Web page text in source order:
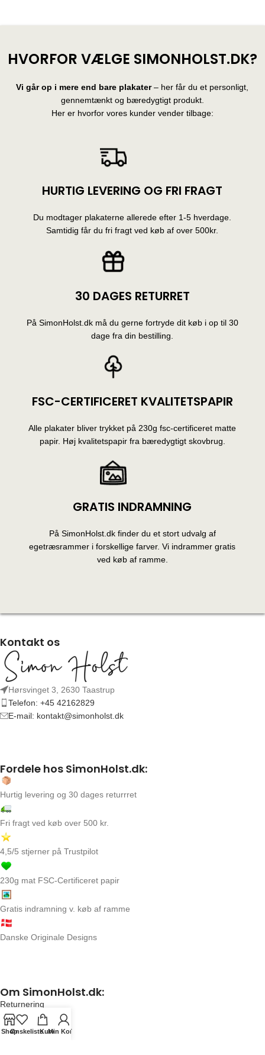
HVORFOR VÆLGE SIMONHOLST.DK?
Vi går op i mere end bare plakater– her får du et personligt,
gennemtænkt og bæredygtigt produkt.
Her er hvorfor vores kunder vender tilbage:
HURTIG LEVERING OG FRI FRAGT
Du modtager plakaterne allerede efter 1-5 hverdage.
Samtidig får du fri fragt ved køb af over 500kr.
30 DAGES RETURRET
På SimonHolst.dk må du gerne fortryde dit køb i op til 30
dage fra din bestilling.
FSC-CERTIFICERET KVALITETSPAPIR
Alle plakater bliver trykket på 230g fsc-certificeret matte
papir. Høj kvalitetspapir fra bæredygtigt skovbrug.
GRATIS INDRAMNING
På SimonHolst.dk finder du et stort udvalg af
egetræsrammer i forskellige farver. Vi indrammer gratis
ved køb af ramme.
Kontakt os
Hørsvinget 3, 2630 Taastrup
Telefon: +45 42162829
E-mail: kontakt@simonholst.dk
Fordele hos SimonHolst.dk:
Hurtig levering og 30 dages returrret
Fri fragt ved køb over 500 kr.
4,5/5 stjerner på Trustpilot
230g mat FSC-Certificeret papir
Gratis indramning v. køb af ramme
Danske Originale Designs
Om SimonHolst.dk:
Returnering
FAQ
Handelsbetingelser
ShopØnskelisteKurvMin Konto